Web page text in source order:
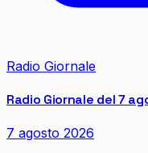
Radio Giornale
Radio Giornale del 7
7 agosto 2026